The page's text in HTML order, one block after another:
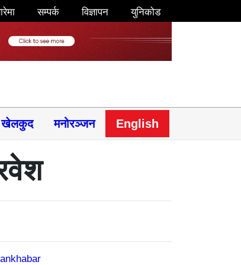
सम्पर्क विज्ञापन युनिकोड
खेलकुद मनोरञ्जन English